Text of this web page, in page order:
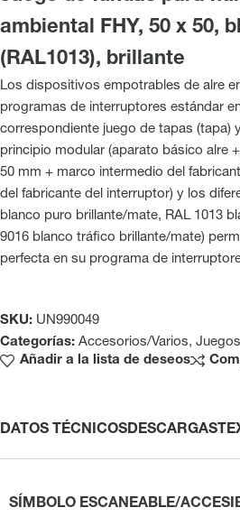
ambiental FHY, 50 x 50,
(RAL1013), brillante
Los dispositivos empotrables de alre
programas de interruptores estándar
correspondiente juego de tapas (tapa)
principio modular (aparato básico alre
50 mm + marco intermedio del
del fabricante del interruptor) y los
blanco puro brillante/mate, RAL 1013
9016 blanco tráfico brillante/mate)
perfecta en su programa de
SKU: UN990049
Categorías: Accesorios/Varios,
Añadir a la lista de deseos
DATOS TÉCNICOSDESCARGAS
SÍMBOLO ESCANEABLE/